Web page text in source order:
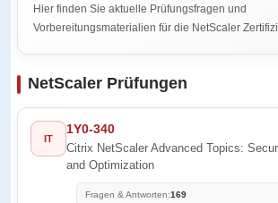
Hier finden Sie aktuelle Prüfungsfragen und
Vorbereitungsmaterialien für die NetScaler
NetScaler Prüfungen
IT
1Y0-340
Citrix NetScaler Advanced Topics:
and Optimization
Fragen & Antworten:169